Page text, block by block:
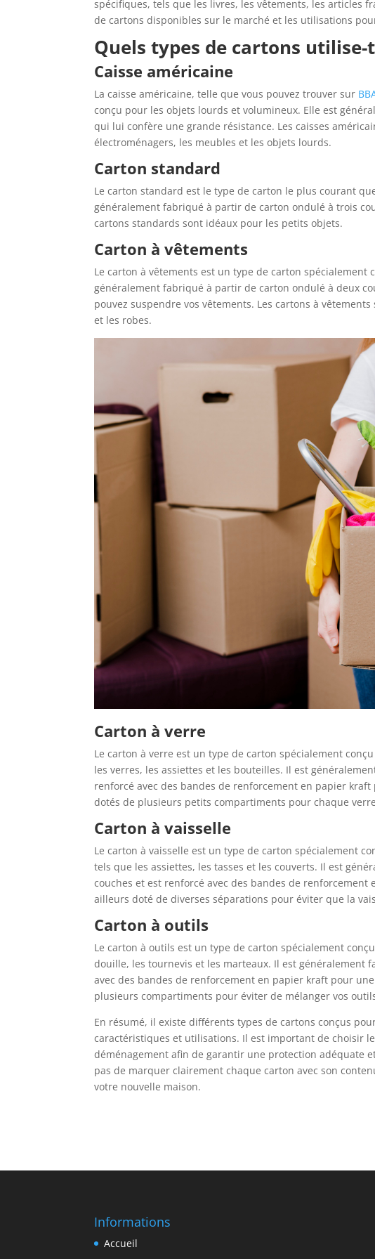
spécifiques, tels que les livres, les vêtements, les articles
de cartons disponibles sur le marché et les utilisations
Quels types de cartons
Caisse américaine
La caisse américaine, telle que vous pouvez trouver sur
conçu pour les objets lourds et volumineux. Elle est
qui lui confère une grande résistance. Les caisses
électroménagers, les meubles et les objets lourds.
Carton standard
Le carton standard est le type de carton le plus courant
généralement fabriqué à partir de carton ondulé à trois
cartons standards sont idéaux pour les petits objets.
Carton à vêtements
Le carton à vêtements est un type de carton
généralement fabriqué à partir de carton ondulé à deux
pouvez suspendre vos vêtements. Les cartons à
et les robes.
Carton à verre
Le carton à verre est un type de carton spécialement
les verres, les assiettes et les bouteilles. Il est
renforcé avec des bandes de renforcement en papier
dotés de plusieurs petits compartiments pour chaque
Carton à vaisselle
Le carton à vaisselle est un type de carton spécialement
tels que les assiettes, les tasses et les couverts. Il est
couches et est renforcé avec des bandes de
ailleurs doté de diverses séparations pour éviter que la
Carton à outils
Le carton à outils est un type de carton spécialement
douille, les tournevis et les marteaux. Il est généralement
avec des bandes de renforcement en papier kraft pour
plusieurs compartiments pour éviter de mélanger vos
En résumé, il existe différents types de cartons conçus
caractéristiques et utilisations. Il est important de choisir
déménagement afin de garantir une protection adéquate
pas de marquer clairement chaque carton avec son
votre nouvelle maison.
Informations
Accueil